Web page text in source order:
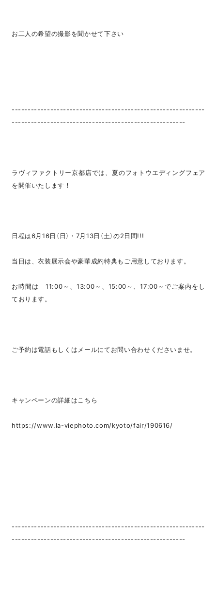
お二人の希望の撮影を聞かせて下さい
------------------------------------------------------------
------------------------------------------------------
ラヴィファクトリー京都店では、夏のフォトウエディングフェア
を開催いたします！
日程は6月16日（日）・7月13日（土）の2日間!!!
当日は、衣装展示会や豪華成約特典もご用意しております。
お時間は 11:00～、13:00～、15:00～、17:00～でご案内をし
ております。
ご予約は電話もしくはメールにてお問い合わせくださいませ。
キャンペーンの詳細はこちら
https://www.la-viephoto.com/kyoto/fair/190616/
------------------------------------------------------------
------------------------------------------------------